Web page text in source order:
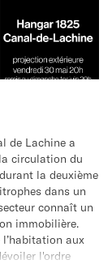
:
de Lachine a
circulation du
la deuxième
dans un
connaît un
immobilière.
l’habitation aux
l'ordre